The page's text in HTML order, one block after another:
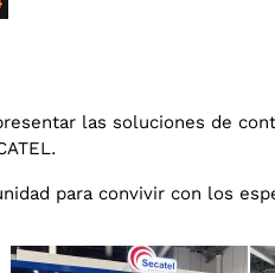
las soluciones de
para convivir con los